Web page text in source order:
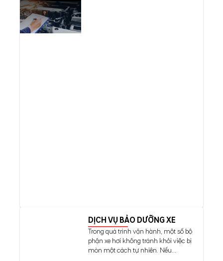
DỊCH VỤ BẢO DƯỠNG XE
Trong quá trình vận hành, một số bộ
phận xe hơi không tránh khỏi việc bị
mòn một cách tự nhiên. Nếu...